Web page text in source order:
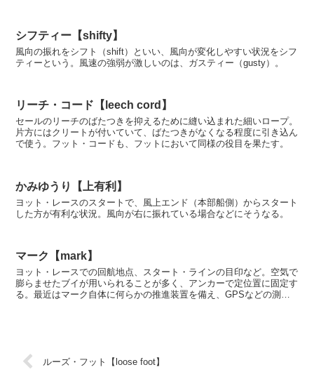
シフティー【shifty】
風向の振れをシフト（shift）といい、風向が変化しやすい状況をシフ
ティーという。風速の強弱が激しいのは、ガスティー（gusty）。
リーチ・コード【leech cord】
セールのリーチのばたつきを抑えるために縫い込まれた細いロープ。
片方にはクリートが付いていて、ばたつきがなくなる程度に引き込ん
で使う。フット・コードも、フットにおいて同様の役目を果たす。
かみゆうり【上有利】
ヨット・レースのスタートで、風上エンド（本部船側）からスタート
した方が有利な状況。風向が右に振れている場合などにそうなる。
マーク【mark】
ヨット・レースでの回航地点、スタート・ラインの目印など。空気で
膨らませたブイが用いられることが多く、アンカーで定位置に固定す
る。最近はマーク自体に何らかの推進装置を備え、GPSなどの測位
ルーズ・フット【loose foot】